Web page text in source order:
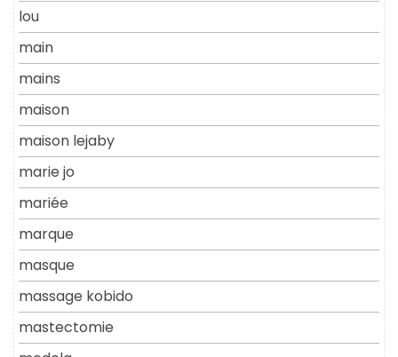
lou
main
mains
maison
maison lejaby
marie jo
mariée
marque
masque
massage kobido
mastectomie